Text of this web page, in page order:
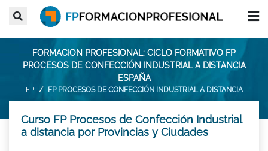
FORMACION PROFESIONAL: CICLO FORMATIVO FP
PROCESOS DE CONFECCIÓN INDUSTRIAL A DISTANCIA
ESPAÑA
FP FP PROCESOS DE CONFECCIÓN INDUSTRIAL A DISTANCIA
Curso FP Procesos de Confección Industrial
a distancia por Provincias y Ciudades